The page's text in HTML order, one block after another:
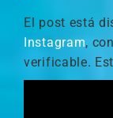
El post está
Instagram,
verificable.